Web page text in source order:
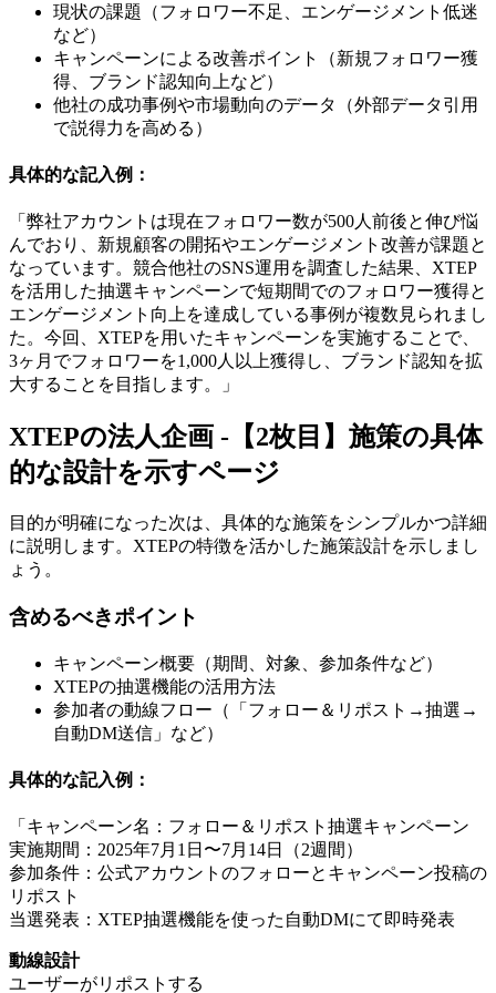
現状の課題（フォロワー不足、エンゲージメント低迷
など）
キャンペーンによる改善ポイント（新規フォロワー獲
得、ブランド認知向上など）
他社の成功事例や市場動向のデータ（外部データ引用
で説得力を高める）
具体的な記入例：
「弊社アカウントは現在フォロワー数が500人前後と伸び悩
んでおり、新規顧客の開拓やエンゲージメント改善が課題と
なっています。競合他社のSNS運用を調査した結果、XTEP
を活用した抽選キャンペーンで短期間でのフォロワー獲得と
エンゲージメント向上を達成している事例が複数見られまし
た。今回、XTEPを用いたキャンペーンを実施することで、
3ヶ月でフォロワーを1,000人以上獲得し、ブランド認知を拡
大することを目指します。」
XTEPの法人企画 -【2枚目】施策の具体
的な設計を示すページ
目的が明確になった次は、具体的な施策をシンプルかつ詳細
に説明します。XTEPの特徴を活かした施策設計を示しまし
ょう。
含めるべきポイント
キャンペーン概要（期間、対象、参加条件など）
XTEPの抽選機能の活用方法
参加者の動線フロー（「フォロー＆リポスト→抽選→
自動DM送信」など）
具体的な記入例：
「キャンペーン名：フォロー＆リポスト抽選キャンペーン
実施期間：2025年7月1日〜7月14日（2週間）
参加条件：公式アカウントのフォローとキャンペーン投稿の
リポスト
当選発表：XTEP抽選機能を使った自動DMにて即時発表
動線設計
ユーザーがリポストする